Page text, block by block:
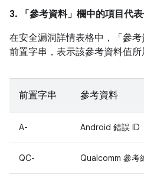
3. 「參考資料」 欄中的項目代
在安全漏洞詳情表格中，「參考
前置字串，表示該參考資料值所
前置字串 參考資料
A- Android 錯誤 ID
QC- Qualcomm 參考